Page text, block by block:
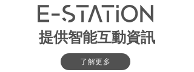
提供智能互動資訊
了解更多